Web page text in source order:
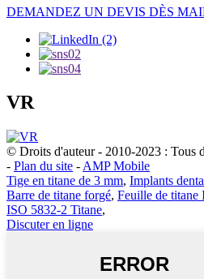
DEMANDEZ UN DEVIS DÈS
VR
© Droits d'auteur - 2010-2023 : Tous
- Plan du site - AMP Mobile
Tige en titane de 3 mm, Implants
Barre de titane forgé, Feuille de titane
ISO 5832-2 Titane,
Discuter en ligne